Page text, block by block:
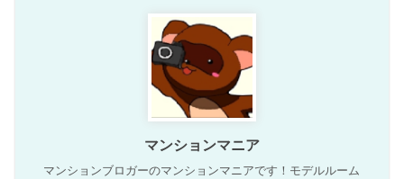
マンションマニア
マンションブロガーのマンションマニアです！モデルルーム